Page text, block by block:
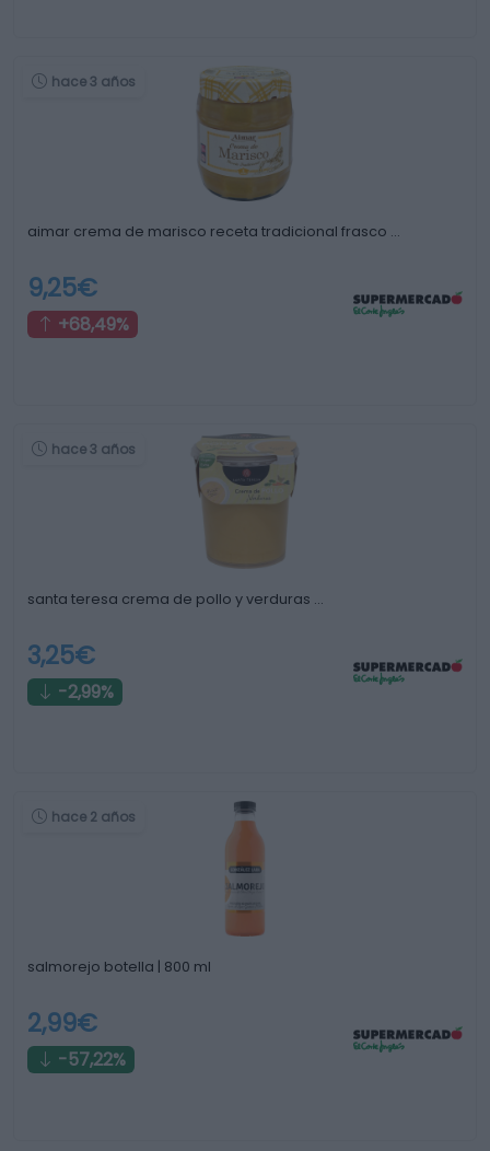
hace 3 años
aimar crema de marisco receta tradicional frasco …
9,25€
+68,49%
hace 3 años
santa teresa crema de pollo y verduras …
3,25€
-2,99%
hace 2 años
salmorejo botella | 800 ml
2,99€
-57,22%